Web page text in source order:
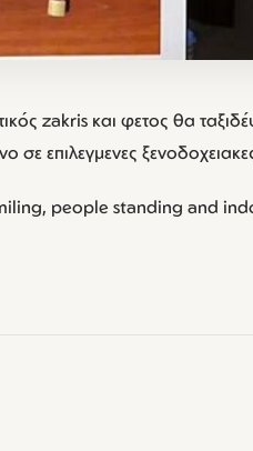
zakris και φετος θα
σε επιλεγμενες